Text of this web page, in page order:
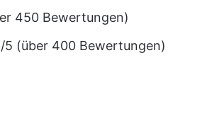
450 Bewertungen)
5 (über 400 Bewertungen)